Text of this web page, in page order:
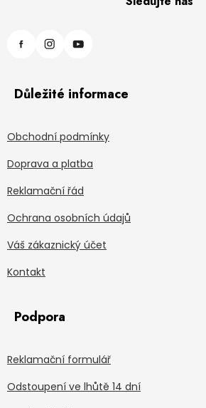
Důležité informace
Obchodní podmínky
Doprava a platba
Reklamační řád
Ochrana osobních údajů
Váš zákaznický účet
Kontakt
Podpora
Reklamační formulář
Odstoupení ve lhůtě 14 dní